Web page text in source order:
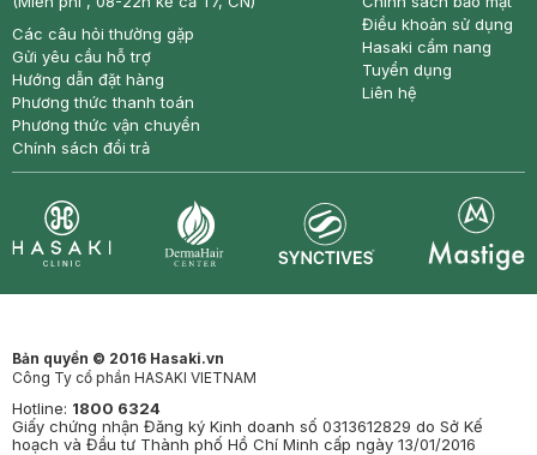
Các câu hỏi thường gặp
Gửi yêu cầu hỗ trợ
Hướng dẫn đặt hàng
Phương thức thanh toán
Phương thức vận chuyển
Chính sách đổi trả
Điều khoản sử dụng
Hasaki cẩm nang
Tuyển dụng
Liên hệ
Bản quyền © 2016 Hasaki.vn
Công Ty cổ phần HASAKI VIETNAM
Hotline: 1800 6324
Giấy chứng nhận Đăng ký Kinh doanh số 0313612829 do Sở Kế
hoạch và Đầu tư Thành phố Hồ Chí Minh cấp ngày 13/01/2016